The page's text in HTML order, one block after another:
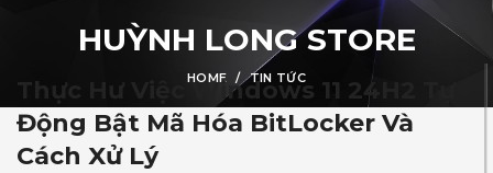
HUỲNH LONG STORE
HOME TIN TỨC
Thực Hư Việc Windows 11 24H2 Tự
Động Bật Mã Hóa BitLocker Và
Cách Xử Lý